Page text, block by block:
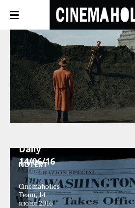
News
Daily
14/06/16
Cinemaholics
Team,14
июня 2016
NOTEXT